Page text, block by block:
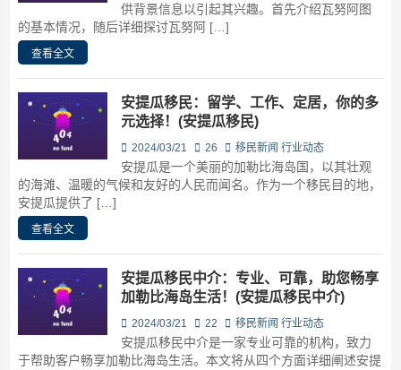
供背景信息以引起其兴趣。首先介绍瓦努阿图
的基本情况，随后详细探讨瓦努阿 […]
查看全文
安提瓜移民：留学、工作、定居，你的多
元选择！(安提瓜移民)
2024/03/21 26 移民新闻 行业动态
安提瓜是一个美丽的加勒比海岛国，以其壮观
的海滩、温暖的气候和友好的人民而闻名。作为一个移民目的地，
安提瓜提供了 […]
查看全文
安提瓜移民中介：专业、可靠，助您畅享
加勒比海岛生活！(安提瓜移民中介)
2024/03/21 22 移民新闻 行业动态
安提瓜移民中介是一家专业可靠的机构，致力
于帮助客户畅享加勒比海岛生活。本文将从四个方面详细阐述安提